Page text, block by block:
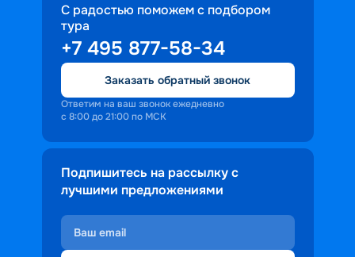
С радостью поможем с подбором
тура
+7 495 877-58-34
Заказать обратный звонок
Ответим на ваш звонок ежедневно
с 8:00 до 21:00 по МСК
Подпишитесь на рассылку с
лучшими предложениями